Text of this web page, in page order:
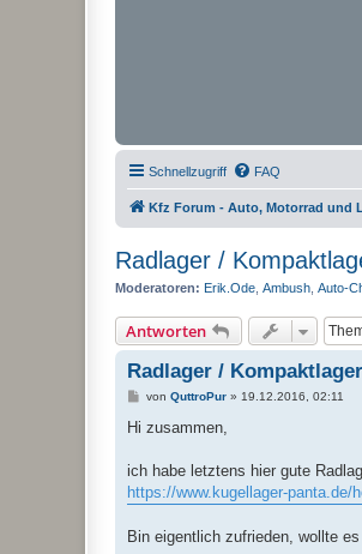
Schnellzugriff FAQ
Kfz Forum - Auto, Motorrad und
Radlager /
Moderatoren: Erik.Ode Ambush Auto-
Antworten
Radlager /
B
a
von QuttroPur» 19.12.2016, 02:11
Hi zusammen,
ich habe letztens hier gute
https://www.kugellager-panta.de/
Bin eigentlich zufrieden, wollte es